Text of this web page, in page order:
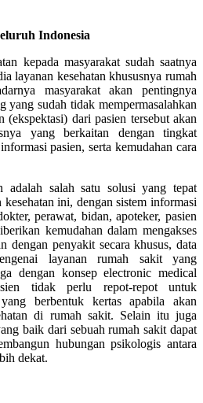
Indonesia
kepada masyarakat sudah saatnya
layanan kesehatan khususnya rumah
masyarakat akan pentingnya
yang sudah tidak mempermasalahkan
(ekspektasi) dari pasien tersebut akan
yang berkaitan dengan tingkat
pasien, serta kemudahan cara
adalah salah satu solusi yang tepat
ini, dengan sistem informasi
perawat, bidan, apoteker, pasien
kemudahan dalam mengakses
dengan penyakit secara khusus, data
layanan rumah sakit yang
dengan konsep electronic medical
tidak perlu repot-repot untuk
berbentuk kertas apabila akan
di rumah sakit. Selain itu juga
baik dari sebuah rumah sakit dapat
hubungan psikologis antara
dekat.